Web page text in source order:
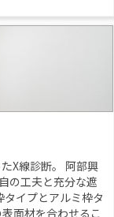
X線診断。 阿部興
の工夫と充分な遮
イプとアルミ枠タ
面材を合わせるこ